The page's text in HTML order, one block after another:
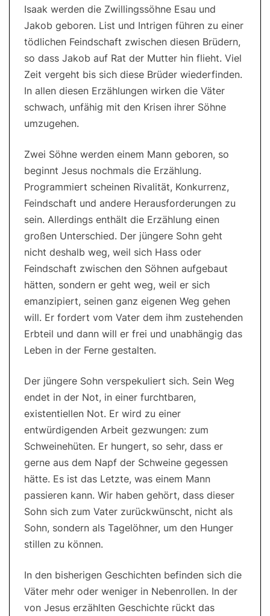
Isaak werden die Zwillingssöhne Esau und
Jakob geboren. List und Intrigen führen zu einer
tödlichen Feindschaft zwischen diesen Brüdern,
so dass Jakob auf Rat der Mutter hin flieht. Viel
Zeit vergeht bis sich diese Brüder wiederfinden.
In allen diesen Erzählungen wirken die Väter
schwach, unfähig mit den Krisen ihrer Söhne
umzugehen.
Zwei Söhne werden einem Mann geboren, so
beginnt Jesus nochmals die Erzählung.
Programmiert scheinen Rivalität, Konkurrenz,
Feindschaft und andere Herausforderungen zu
sein. Allerdings enthält die Erzählung einen
großen Unterschied. Der jüngere Sohn geht
nicht deshalb weg, weil sich Hass oder
Feindschaft zwischen den Söhnen aufgebaut
hätten, sondern er geht weg, weil er sich
emanzipiert, seinen ganz eigenen Weg gehen
will. Er fordert vom Vater dem ihm zustehenden
Erbteil und dann will er frei und unabhängig das
Leben in der Ferne gestalten.
Der jüngere Sohn verspekuliert sich. Sein Weg
endet in der Not, in einer furchtbaren,
existentiellen Not. Er wird zu einer
entwürdigenden Arbeit gezwungen: zum
Schweinehüten. Er hungert, so sehr, dass er
gerne aus dem Napf der Schweine gegessen
hätte. Es ist das Letzte, was einem Mann
passieren kann. Wir haben gehört, dass dieser
Sohn sich zum Vater zurückwünscht, nicht als
Sohn, sondern als Tagelöhner, um den Hunger
stillen zu können.
In den bisherigen Geschichten befinden sich die
Väter mehr oder weniger in Nebenrollen. In der
von Jesus erzählten Geschichte rückt das